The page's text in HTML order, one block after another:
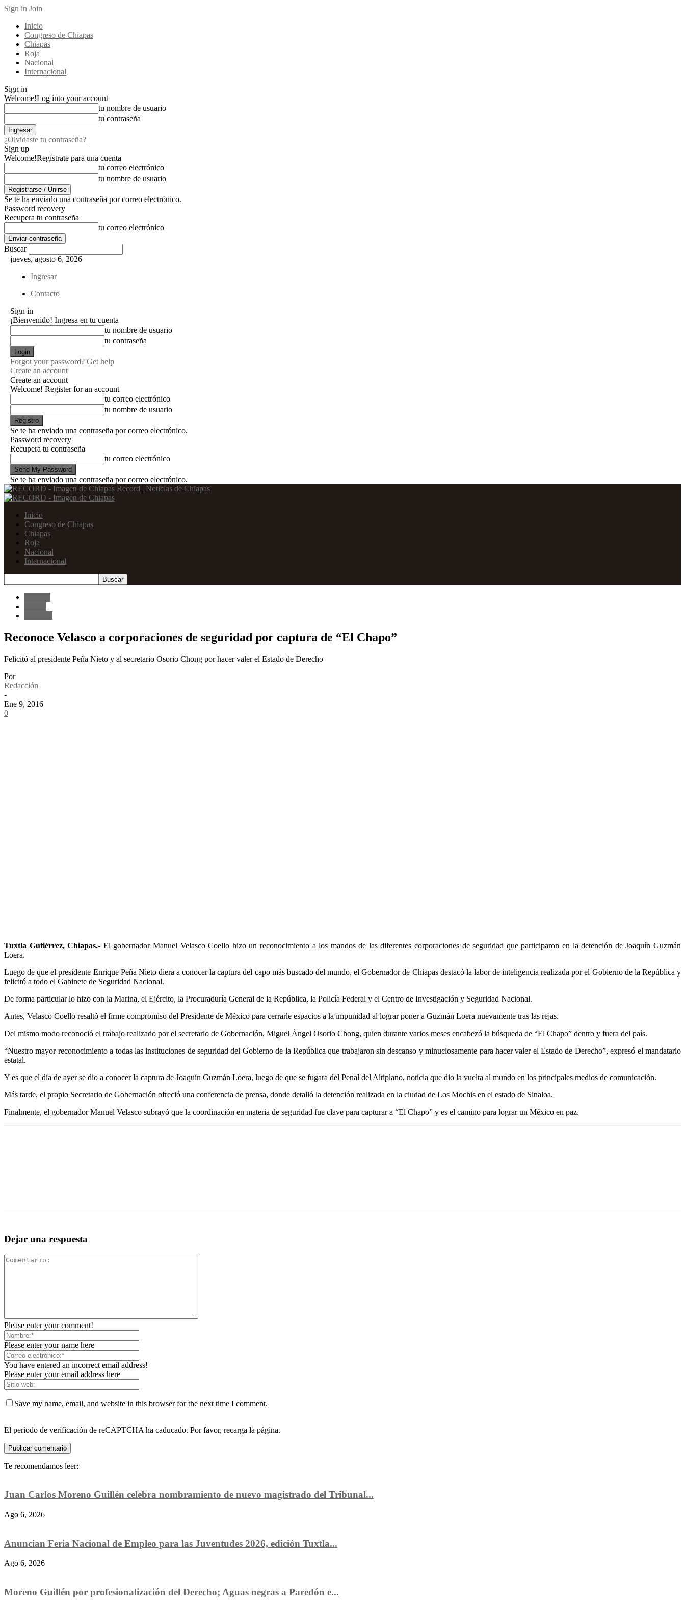
Sign in Join
Inicio
Congreso de Chiapas
Chiapas
Roja
Nacional
Internacional
Sign in
Welcome!Log into your account
tu nombre de usuario
tu contraseña
¿Olvidaste tu contraseña?
Sign up
Welcome!Regístrate para una cuenta
tu correo electrónico
tu nombre de usuario
Se te ha enviado una contraseña por correo electrónico.
Password recovery
Recupera tu contraseña
tu correo electrónico
Buscar
jueves, agosto 6, 2026
Ingresar
Contacto
Sign in
¡Bienvenido! Ingresa en tu cuenta
tu nombre de usuario
tu contraseña
Forgot your password? Get help
Create an account
Create an account
Welcome! Register for an account
tu correo electrónico
tu nombre de usuario
Se te ha enviado una contraseña por correo electrónico.
Password recovery
Recupera tu contraseña
tu correo electrónico
Se te ha enviado una contraseña por correo electrónico.
Record | Noticias de Chiapas
Inicio
Congreso de Chiapas
Chiapas
Roja
Nacional
Internacional
Reconoce Velasco a corporaciones de seguridad por captura de “El Chapo”
Felicitó al presidente Peña Nieto y al secretario Osorio Chong por hacer valer el Estado de Derecho
Por
Redacción
-
Ene 9, 2016
0
Tuxtla Gutiérrez, Chiapas.- El gobernador Manuel Velasco Coello hizo un reconocimiento a los mandos de las diferentes corporaciones de seguridad que participaron en la detención de Joaquín Guzmán
Loera.
Luego de que el presidente Enrique Peña Nieto diera a conocer la captura del capo más buscado del mundo, el Gobernador de Chiapas destacó la labor de inteligencia realizada por el Gobierno de la República y
felicitó a todo el Gabinete de Seguridad Nacional.
De forma particular lo hizo con la Marina, el Ejército, la Procuraduría General de la República, la Policía Federal y el Centro de Investigación y Seguridad Nacional.
Antes, Velasco Coello resaltó el firme compromiso del Presidente de México para cerrarle espacios a la impunidad al lograr poner a Guzmán Loera nuevamente tras las rejas.
Del mismo modo reconoció el trabajo realizado por el secretario de Gobernación, Miguel Ángel Osorio Chong, quien durante varios meses encabezó la búsqueda de “El Chapo” dentro y fuera del país.
“Nuestro mayor reconocimiento a todas las instituciones de seguridad del Gobierno de la República que trabajaron sin descanso y minuciosamente para hacer valer el Estado de Derecho”, expresó el mandatario
estatal.
Y es que el día de ayer se dio a conocer la captura de Joaquín Guzmán Loera, luego de que se fugara del Penal del Altiplano, noticia que dio la vuelta al mundo en los principales medios de comunicación.
Más tarde, el propio Secretario de Gobernación ofreció una conferencia de prensa, donde detalló la detención realizada en la ciudad de Los Mochis en el estado de Sinaloa.
Finalmente, el gobernador Manuel Velasco subrayó que la coordinación en materia de seguridad fue clave para capturar a “El Chapo” y es el camino para lograr un México en paz.
Dejar una respuesta
Please enter your comment!
Please enter your name here
You have entered an incorrect email address!
Please enter your email address here
Save my name, email, and website in this browser for the next time I comment.
El periodo de verificación de reCAPTCHA ha caducado. Por favor, recarga la página.
Te recomendamos leer:
Juan Carlos Moreno Guillén celebra nombramiento de nuevo magistrado del Tribunal...
Ago 6, 2026
Anuncian Feria Nacional de Empleo para las Juventudes 2026, edición Tuxtla...
Ago 6, 2026
Moreno Guillén por profesionalización del Derecho; Aguas negras a Paredón e...